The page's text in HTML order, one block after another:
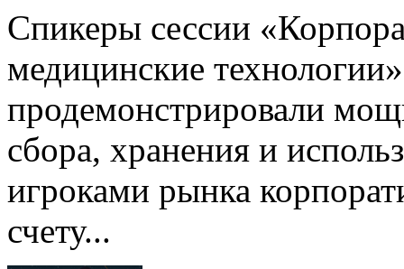
Спикеры сессии
медицинские
продемонстрировали
сбора, хранения и
игроками рынка
счету...